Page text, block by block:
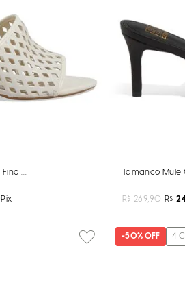
Off White
Pix
Tamanco Mule
R$ 269,90 R$
-50% OFF 4